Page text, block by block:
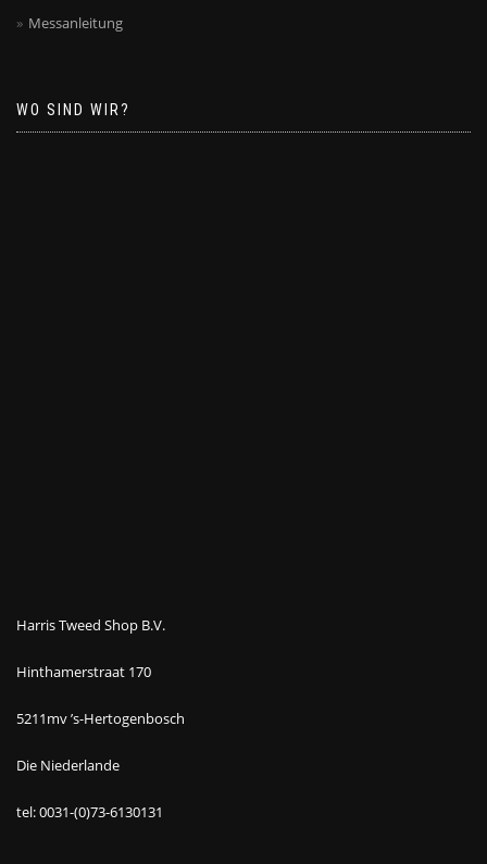
Messanleitung
WO SIND WIR?
Harris Tweed Shop B.V.
Hinthamerstraat 170
5211mv ’s-Hertogenbosch
Die Niederlande
tel: 0031-(0)73-6130131